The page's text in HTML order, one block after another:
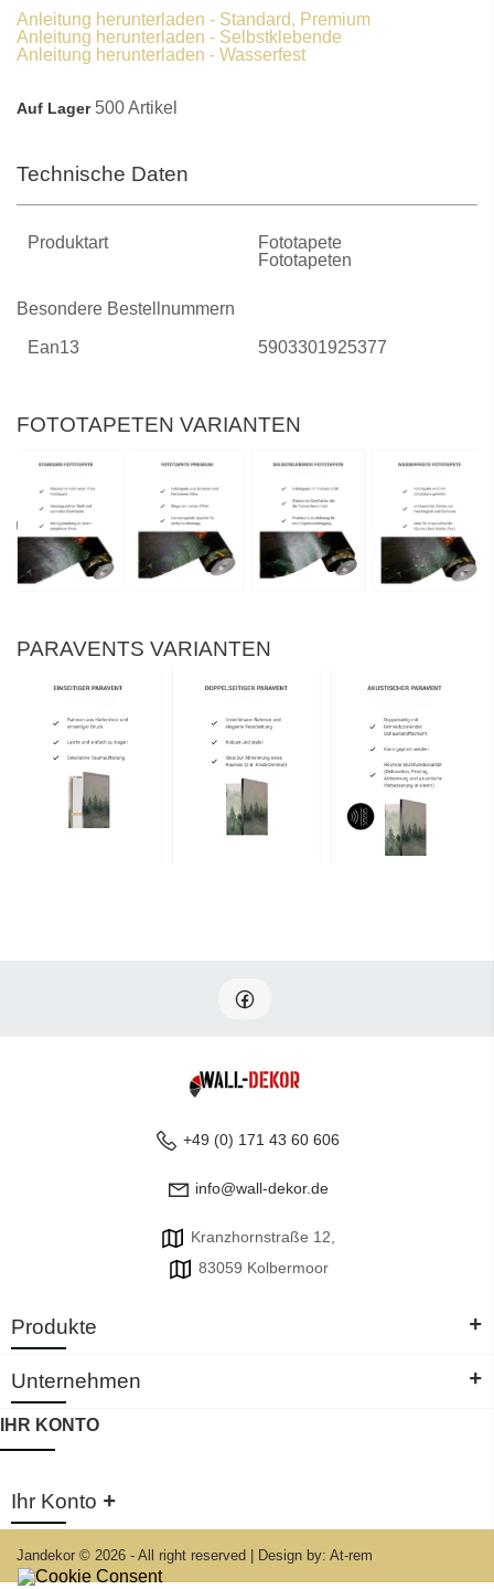
Anleitung herunterladen - Standard, Premium
Anleitung herunterladen - Selbstklebende
Anleitung herunterladen - Wasserfest
Auf Lager 500 Artikel
Technische Daten
Produktart
Fototapete
Fototapeten
Besondere Bestellnummern
Ean13 5903301925377
FOTOTAPETEN VARIANTEN
PARAVENTS VARIANTEN
+49 (0) 171 43 60 606
info@wall-dekor.de
Kranzhornstraße 12,
83059 Kolbermoor
Produkte +
Unternehmen +
IHR KONTO
Ihr Konto +
Jandekor © 2026 - All right reserved | Design by: At-rem